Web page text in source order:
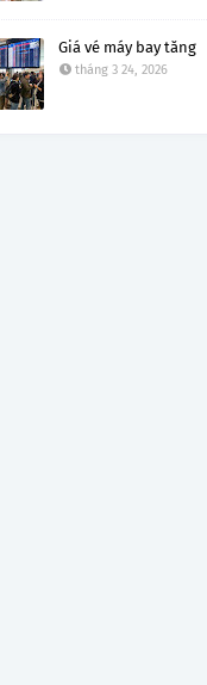
Giá vé máy bay tăng
tháng 3 24, 2026